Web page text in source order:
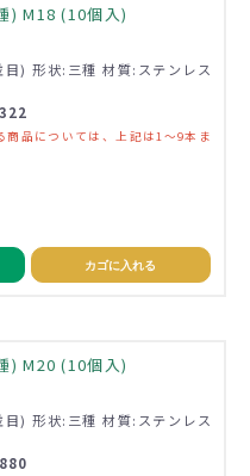
) M18 (10個入)
) 形状:三種 材質:ステンレス
品については、上記は1～9本ま
カゴに入れる
) M20 (10個入)
) 形状:三種 材質:ステンレス